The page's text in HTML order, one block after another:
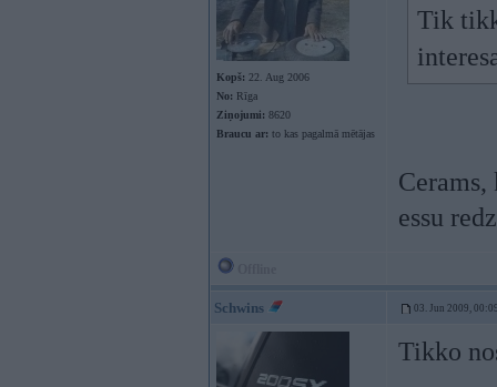
Kopš: 22. Aug 2006
No: Rīga
Ziņojumi: 8620
Braucu ar: to kas pagalmā mētājas
Tik
essu
Schwins 03. Jun 2009,
Tikko